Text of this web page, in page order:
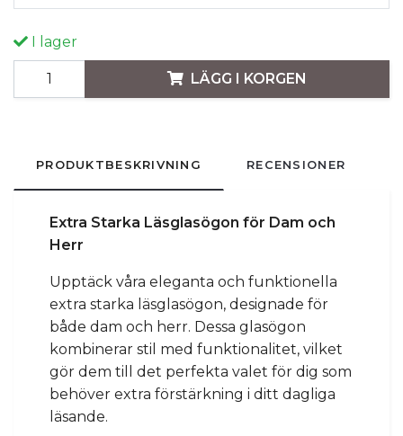
I lager
LÄGG I KORGEN
PRODUKTBESKRIVNING RECENSIONER
Extra Starka Läsglasögon för Dam och
Herr
Upptäck våra eleganta och funktionella
extra starka läsglasögon, designade för
både dam och herr. Dessa glasögon
kombinerar stil med funktionalitet, vilket
gör dem till det perfekta valet för dig som
behöver extra förstärkning i ditt dagliga
läsande.